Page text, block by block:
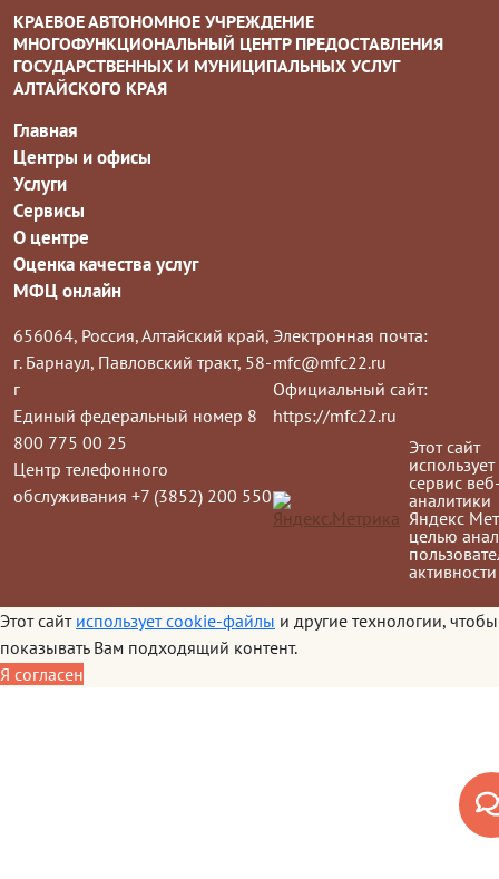
КРАЕВОЕ АВТОНОМНОЕ УЧРЕЖДЕНИЕ
МНОГОФУНКЦИОНАЛЬНЫЙ ЦЕНТР ПРЕДОСТАВЛЕНИЯ
ГОСУДАРСТВЕННЫХ И МУНИЦИПАЛЬНЫХ УСЛУГ
АЛТАЙСКОГО КРАЯ
Главная
Центры и офисы
Услуги
Сервисы
О центре
Оценка качества услуг
МФЦ онлайн
656064, Россия, Алтайский край,
г. Барнаул, Павловский тракт, 58-
г
Единый федеральный номер 8
800 775 00 25
Центр телефонного
обслуживания +7 (3852) 200 550
Электронная почта:
mfc@mfc22.ru
Официальный сайт:
https://mfc22.ru
Этот сайт
использует
сервис
аналитики
Яндекс
целью
активности
Этот сайт использует cookie-файлы и другие технологии, чтобы
показывать Вам подходящий контент.
Я согласен